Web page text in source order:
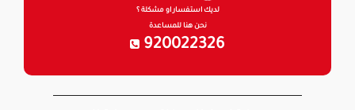
لديك استفسار او مشكلة ؟
نحن هنا للمساعدة
920022326